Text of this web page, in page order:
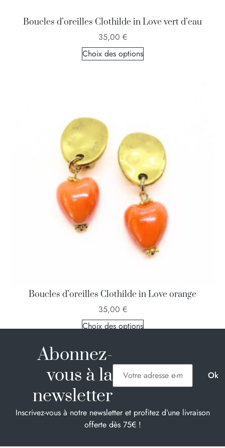
Boucles d’oreilles Clothilde in Love vert d’eau
35,00 €
Choix des options
Boucles d’oreilles Clothilde in Love orange
35,00 €
Choix des options
Abonnez-
vous à la
newsletter
Inscrivez-vous à notre newsletter et profitez d’une livraison
offerte dès 75€ !